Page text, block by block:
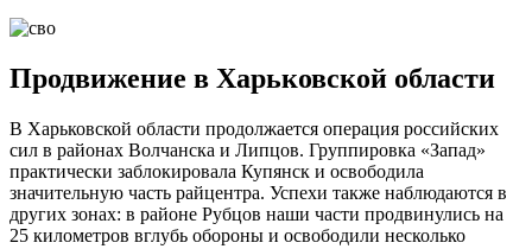
Продвижение в Харьковской области
В Харьковской области продолжается операция российских
сил в районах Волчанска и Липцов. Группировка «Запад»
практически заблокировала Купянск и освободила
значительную часть райцентра. Успехи также наблюдаются в
других зонах: в районе Рубцов наши части продвинулись на
25 километров вглубь обороны и освободили несколько